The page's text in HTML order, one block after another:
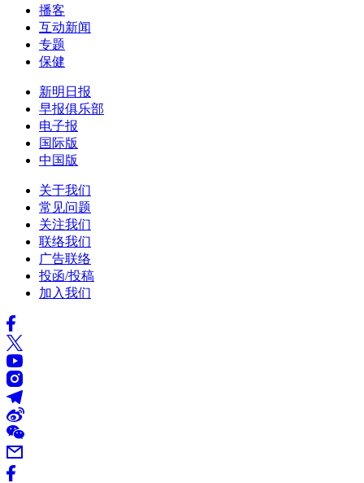
播客
互动新闻
专题
保健
新明日报
早报俱乐部
电子报
国际版
中国版
关于我们
常见问题
关注我们
联络我们
广告联络
投函/投稿
加入我们